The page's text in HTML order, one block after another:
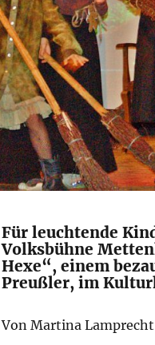
Für leuchtende
Volksbühne
Hexe“, einem
Preußler, im
Von Martina Lamprecht